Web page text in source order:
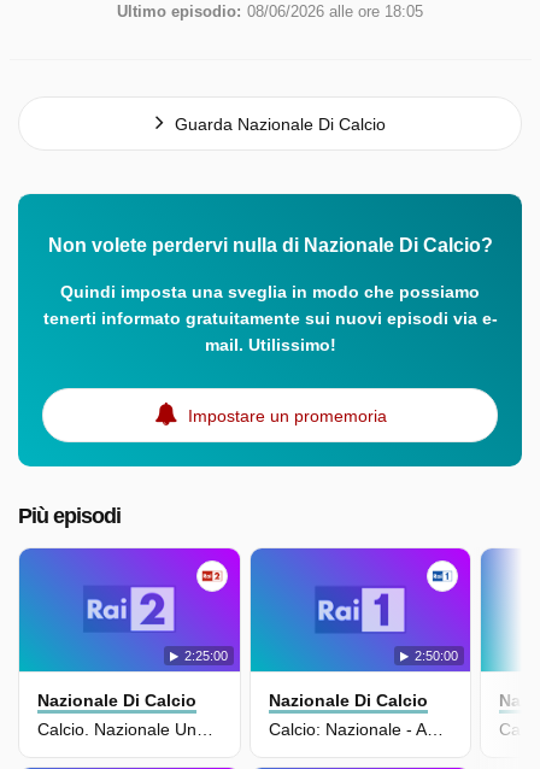
Ultimo episodio: 08/06/2026 alle ore 18:05
Guarda Nazionale Di Calcio
Non volete perdervi nulla di Nazionale Di Calcio?
Quindi imposta una sveglia in modo che possiamo
tenerti informato gratuitamente sui nuovi episodi via e-
mail. Utilissimo!
Impostare un promemoria
Più episodi
2:25:00
Nazionale Di Calcio
Calcio. Nazionale Under 21 - Amichevole: Italia - Albania
2:50:00
Nazionale Di Calcio
Calcio: Nazionale - Amichevole: Grecia - Italia